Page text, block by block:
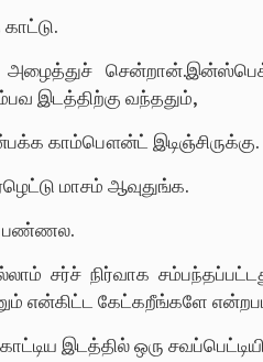
அழைத்துச்
இடத்திற்கு வந்ததும்,
காம்பௌன்ட் இடிஞ்சிருக்கு.
மாசம் ஆவுதுங்க.
பண்ணல.
சர்ச் நிர்வாக
என்கிட்ட கேட்கறீங்களே
இடத்தில் ஒரு